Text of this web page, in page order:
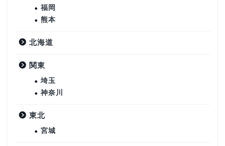
福岡
熊本
北海道
関東
埼玉
神奈川
東北
宮城